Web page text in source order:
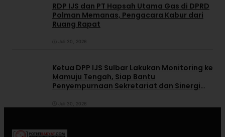
RDP IJS dan PT Hapsah Utama Gas di DPRD
Polman Memanas, Pengacara Kabur dari
Ruang Rapat
Juli 30, 2026
Ketua DPP IJS Sulbar Lakukan Monitoring ke
Mamuju Tengah, Siap Bantu
Penyempurnaan Sekretariat dan Sinergi
Juli 30, 2026